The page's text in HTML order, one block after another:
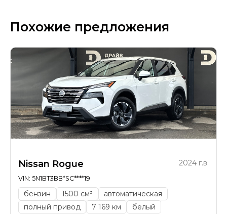
Похожие предложения
Nissan Rogue 2024 г.в.
VIN: 5N1BT3BB*SC****19
бензин 1500 см³
автоматическая
полный привод
7 169 км белый